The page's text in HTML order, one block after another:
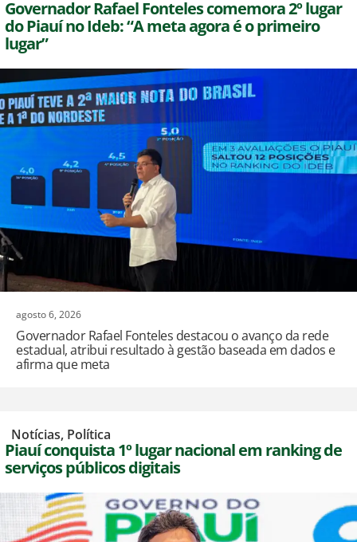
Governador Rafael Fonteles comemora 2º lugar
do Piauí no Ideb: “A meta agora é o primeiro
lugar”
agosto 6, 2026
Governador Rafael Fonteles destacou o avanço da rede
estadual, atribui resultado à gestão baseada em dados e
afirma que meta
Notícias, Política
Piauí conquista 1º lugar nacional em ranking de
serviços públicos digitais